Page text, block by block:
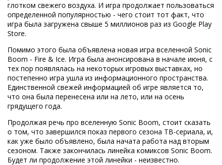
глотком свежего воздуха. И игра продолжает пользоваться
определенной популярностью - чего стоит тот факт, что
игра была загружена свыше 5 миллионов раз из Google Play
Store.
Помимо этого была объявлена новая игра вселенной Sonic
Boom - Fire & Ice. Игра была анонсирована в начале июня, с
тех пор появлялась на некоторых игровых выставках, но
постепенно игра ушла из информационного пространства.
Единственной свежей информацией об игре является то,
что она была перенесена или на лето, или на осень
грядущего года.
Продолжая речь про вселенную Sonic Boom, стоит сказать
о том, что завершился показ первого сезона ТВ-сериала, и,
как уже было объявлено, была начата работа над вторым
сезоном. Также закончилась линейка комиксов Sonic Boom.
Будет ли продолжение этой линейки - неизвестно.